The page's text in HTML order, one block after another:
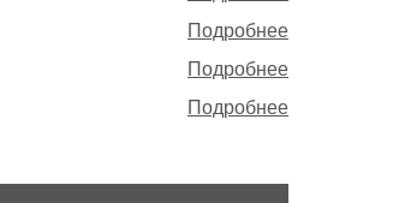
Подробнее
Подробнее
Подробнее